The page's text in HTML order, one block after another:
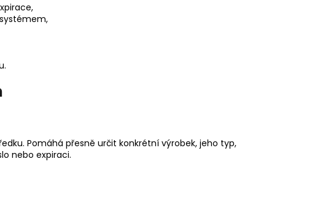
Pomáhá přesně určit konkrétní výrobek, jeho typ,
nebo expiraci.